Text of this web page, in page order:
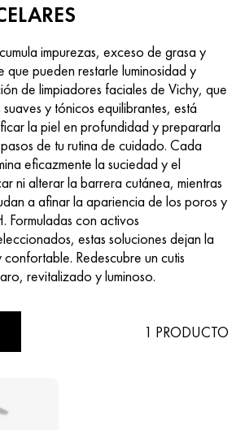
impurezas, exceso de grasa y
que pueden restarle luminosidad y
de limpiadores faciales de Vichy, que
y tónicos equilibrantes, está
la piel en profundidad y prepararla
de tu rutina de cuidado. Cada
eficazmente la suciedad y el
ni alterar la barrera cutánea, mientras
a afinar la apariencia de los poros y
Formuladas con activos
estas soluciones dejan la
Redescubre un cutis
revitalizado y luminoso.
1 PRODUCTO